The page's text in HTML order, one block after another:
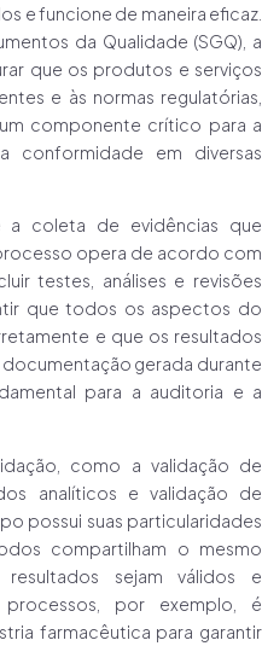
e funcione de maneira eficaz.
da Qualidade (SGQ), a
que os produtos e serviços
e às normas regulatórias,
componente crítico para a
conformidade em diversas
a coleta de evidências que
opera de acordo com
testes, análises e revisões
que todos os aspectos do
e que os resultados
documentação gerada durante
para a auditoria e a
como a validação de
analíticos e validação de
possui suas particularidades
compartilham o mesmo
sejam válidos e
por exemplo, é
farmacêutica para garantir